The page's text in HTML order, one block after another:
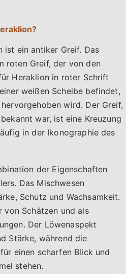
ist ein antiker Greif. Das
roten Greif, der von den
Heraklion in roter Schrift
weißen Scheibe befindet,
wird. Der Greif,
war, ist eine Kreuzung
in der Ikonographie des
der Eigenschaften
Das Mischwesen
Schutz und Wachsamkeit.
von Schätzen und als
Der Löwenaspekt
Stärke, während die
einen scharfen Blick und
stehen.